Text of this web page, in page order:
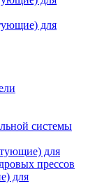
для
системы
для
прессов
для